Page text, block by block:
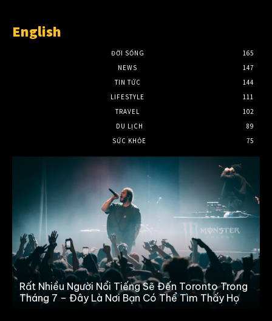
English
ĐỜI SỐNG
165
NEWS
147
TIN TỨC
144
LIFESTYLE
111
TRAVEL
102
DU LỊCH
89
SỨC KHỎE
75
Rất Nhiều Người Nổi Tiếng Sẽ Đến Toronto Trong
Tháng 7 – Đây Là Nơi Bạn Có Thể Tìm Thấy Họ